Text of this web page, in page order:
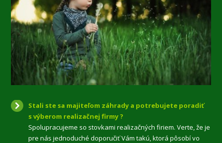
Stali ste sa majiteľom záhrady a potrebujete poradiť
s výberom realizačnej firmy ?
Spolupracujeme so stovkami realizačných firiem. Verte, že je
pre nás jednoduché doporučiť Vám takú, ktorá pôsobí vo